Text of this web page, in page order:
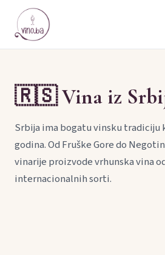
🇷🇸 Vina iz
Srbija ima bogatu vinsku tradiciju
godina. Od Fruške Gore do
vinarije proizvode vrhunska vina
internacionalnih sorti.